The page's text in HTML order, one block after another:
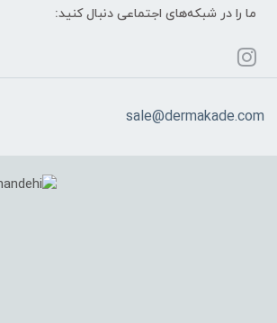
ما را در شبکه‌های اجتماعی دنبال کنید:
sale@dermakade.com